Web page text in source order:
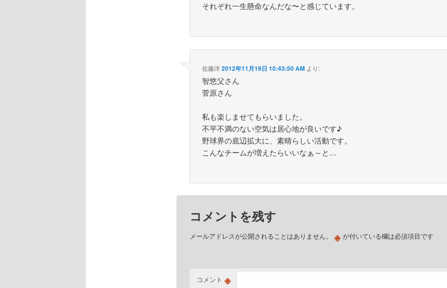
それぞれ一生懸命なんだな〜と感じています。
佐藤洋2012年11月19日 10:43:50 AM より:
智悠父さん
菅原さん
私も楽しませてもらいました。
不平不満のない空気は居心地が良いです♪
野球界の底辺拡大に、素晴らしい活動です。
こんなチームが増えたらいいなぁ～と…
コメントを残す
メールアドレスが公開されることはありません。 ※が付いている欄は必須項目です
コメント ※